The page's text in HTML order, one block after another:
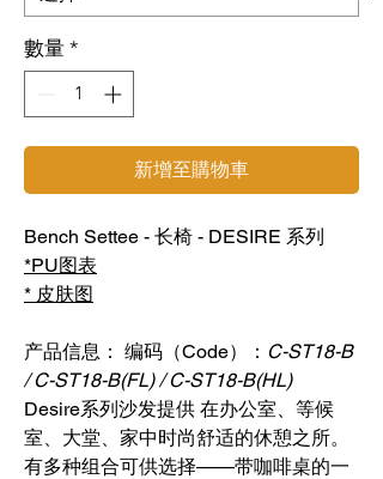
數量 *
新增至購物車
Bench Settee - 长椅 - DESIRE 系列
*PU图表
* 皮肤图
产品信息： 编码（Code）： C-ST18-B
/ C-ST18-B(FL) / C-ST18-B(HL)
Desire系列沙发提供 在办公室、等候
室、大堂、家中时尚舒适的休憩之所。
有多种组合可供选择——带咖啡桌的一